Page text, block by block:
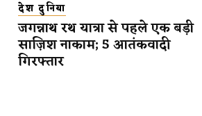
देश दुनिया
जगन्नाथ रथ यात्रा से पहले एक बड़ी
साज़िश नाकाम; 5 आतंकवादी
गिरफ्तार